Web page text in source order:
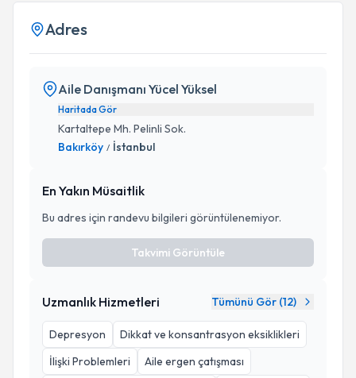
Adres
Aile Danışmanı Yücel Yüksel
Haritada Gör
Kartaltepe Mh. Pelinli Sok.
Bakırköy / İstanbul
En Yakın Müsaitlik
Bu adres için randevu bilgileri görüntülenemiyor.
Takvimi Görüntüle
Uzmanlık Hizmetleri Tümünü Gör (12)
Depresyon
Dikkat ve konsantrasyon eksiklikleri
İlişki Problemleri
Aile ergen çatışması